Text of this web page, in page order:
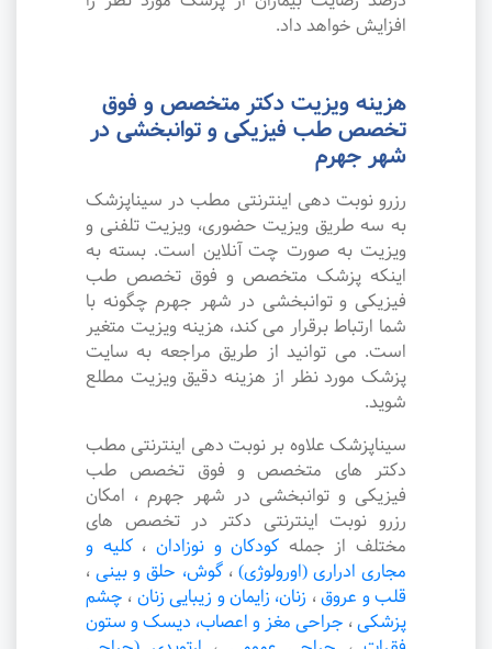
افزایش خواهد داد.
هزینه ویزیت دکتر متخصص و فوق
تخصص طب فیزیکی و توانبخشی در
شهر جهرم
رزرو نوبت دهی اینترنتی مطب در سیناپزشک
به سه طریق ویزیت حضوری، ویزیت تلفنی و
ویزیت به صورت چت آنلاین است. بسته به
اینکه پزشک متخصص و فوق تخصص طب
فیزیکی و توانبخشی در شهر جهرم چگونه با
شما ارتباط برقرار می کند، هزینه ویزیت متغیر
است. می توانید از طریق مراجعه به سایت
پزشک مورد نظر از هزینه دقیق ویزیت مطلع
شوید.
سیناپزشک علاوه بر نوبت دهی اینترنتی مطب
دکتر های متخصص و فوق تخصص طب
فیزیکی و توانبخشی در شهر جهرم ، امکان
رزرو نوبت اینترنتی دکتر در تخصص های
مختلف از جمله کودکان و نوزادان ،کلیه و
مجاری ادراری (اورولوژی) ،گوش، حلق و بینی ،
قلب و عروق، زنان، زایمان و زیبایی زنان ، چشم
پزشکی، جراحی مغز و اعصاب، دیسک و ستون